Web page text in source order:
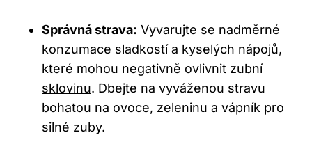
Správná strava: Vyvarujte se nadměrné
konzumace sladkostí a kyselých nápojů,
které mohou negativně ovlivnit zubní
sklovinu. Dbejte na vyváženou stravu
bohatou na ovoce, zeleninu a vápník pro
silné zuby.